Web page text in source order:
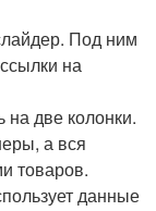
Под ним
на
на две колонки.
а вся
товаров.
данные